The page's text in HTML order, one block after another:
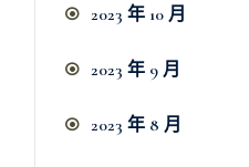
2023 年 10 月
2023 年 9 月
2023 年 8 月